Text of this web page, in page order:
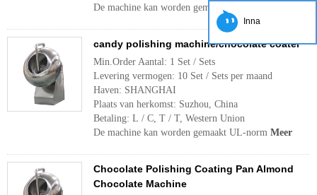
De machine kan worden gemaakt UL-norm
candy polishing machine/chocolate coater
Min.Order Aantal: 1 Set / Sets
Levering vermogen: 10 Set / Sets per maand
Haven: SHANGHAI
Plaats van herkomst: Suzhou, China
Betaling: L / C, T / T, Western Union
De machine kan worden gemaakt UL-norm Meer
Chocolate Polishing Coating Pan Almond
Chocolate Machine
Inna